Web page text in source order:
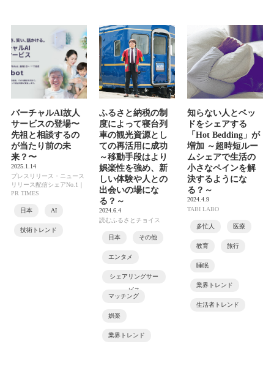
バーチャルAI故人
サービスの登場〜
先祖と相談するの
が当たり前の未
来？〜
2025.1.14
プレスリリース・ニュース
リリース配信シェアNo.1｜
PR TIMES
日本 AI
技術トレンド
ふるさと納税の制
度によって寝台列
車の観光資源とし
ての再活用に成功
～移動手段はより
娯楽性を強め、新
しい体験や人との
出会いの場にな
る？～
2024.6.4
読むふるさとチョイス
日本 その他
エンタメ
シェアリングサー
ビス
マッチング
娯楽
業界トレンド
知らない人とベッ
ドをシェアする
「Hot Bedding」が
増加 ～超時短ルー
ムシェアで生活の
小さなペインを解
決するようにな
る？～
2024.4.9
TABI LABO
多忙人 医療
教育 旅行
睡眠
業界トレンド
生活者トレンド